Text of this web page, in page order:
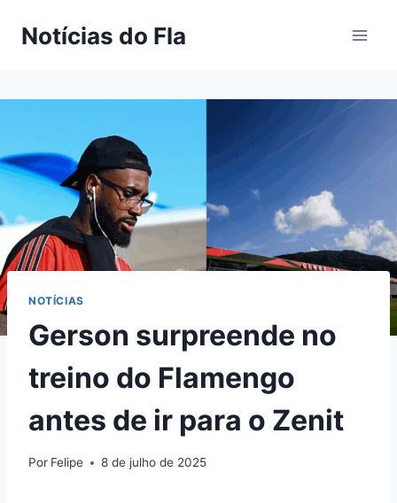
paraNotícias do Fla
NOTÍCIAS
Gerson surpreende no
treino do Flamengo
antes de ir para o Zenit
Por Felipe 8 de julho de 2025